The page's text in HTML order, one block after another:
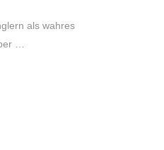
als wahres
…